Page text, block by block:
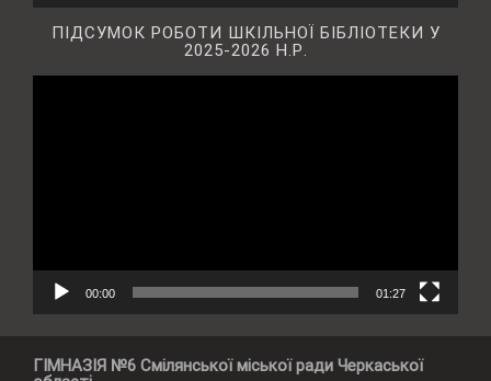
ПІДСУМОК РОБОТИ ШКІЛЬНОЇ БІБЛІОТЕКИ У
2025-2026 Н.Р.
00:00 01:27
ГІМНАЗІЯ №6 Смілянської міської ради Черкаської